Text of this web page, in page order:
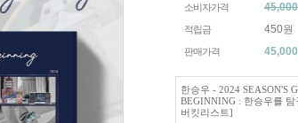
소비자가격
적립금 450원
판매가격 45,000
한승우 - 2024 SEASON'S
BEGINNING : 한승우를 탐
버킷리스트]